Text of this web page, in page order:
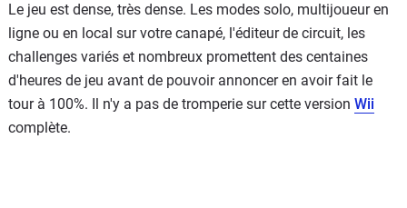
Le jeu est dense, très dense. Les modes solo, multijoueur en
ligne ou en local sur votre canapé, l'éditeur de circuit, les
challenges variés et nombreux promettent des centaines
d'heures de jeu avant de pouvoir annoncer en avoir fait le
tour à 100%. Il n'y a pas de tromperie sur cette version Wii
complète.